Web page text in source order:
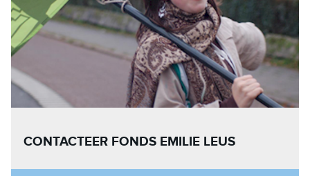
CONTACTEER FONDS EMILIE LEUS